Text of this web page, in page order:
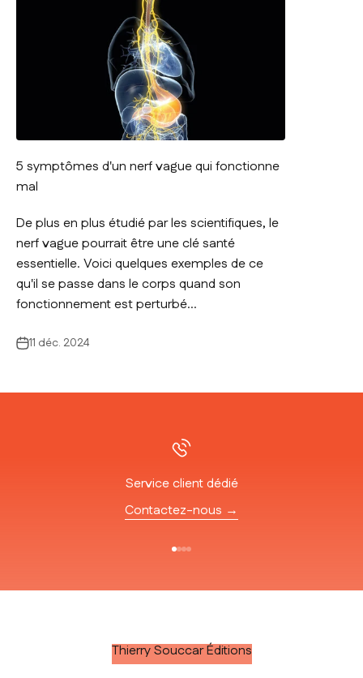
5 symptômes d'un nerf vague qui fonctionne
mal
De plus en plus étudié par les scientifiques, le
nerf vague pourrait être une clé santé
essentielle. Voici quelques exemples de ce
qu'il se passe dans le corps quand son
fonctionnement est perturbé...
11 déc. 2024
Service client dédié
Contactez-nous →
Thierry Souccar Éditions